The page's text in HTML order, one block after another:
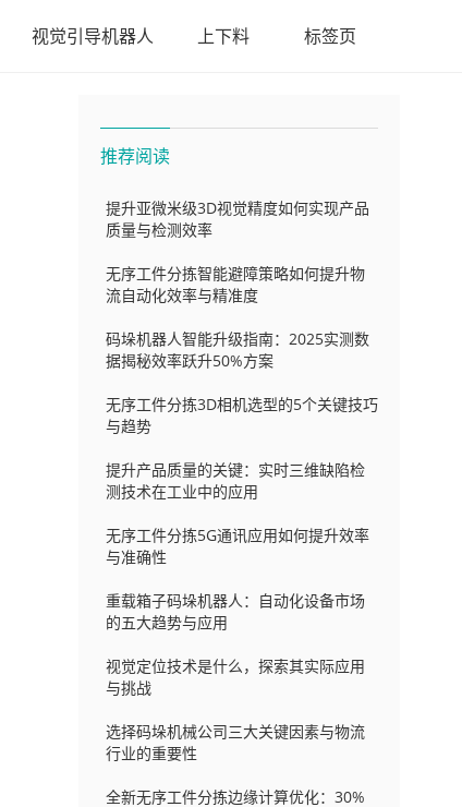
视觉引导机器人 上下料 标签页
推荐阅读
提升亚微米级3D视觉精度如何实现产品
质量与检测效率
无序工件分拣智能避障策略如何提升物
流自动化效率与精准度
码垛机器人智能升级指南：2025实测数
据揭秘效率跃升50%方案
无序工件分拣3D相机选型的5个关键技巧
与趋势
提升产品质量的关键：实时三维缺陷检
测技术在工业中的应用
无序工件分拣5G通讯应用如何提升效率
与准确性
重载箱子码垛机器人：自动化设备市场
的五大趋势与应用
视觉定位技术是什么，探索其实际应用
与挑战
选择码垛机械公司三大关键因素与物流
行业的重要性
全新无序工件分拣边缘计算优化：30%